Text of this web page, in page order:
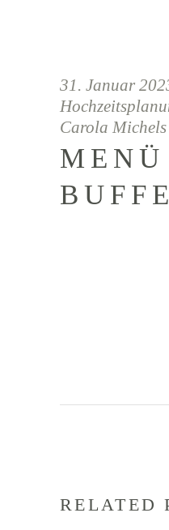
31. Januar
Carola Michels
RELATED